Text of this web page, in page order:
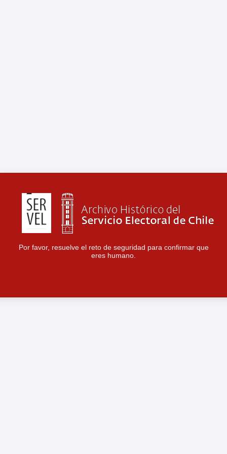
Por favor, resuelve el reto de seguridad para confirmar que
eres humano.